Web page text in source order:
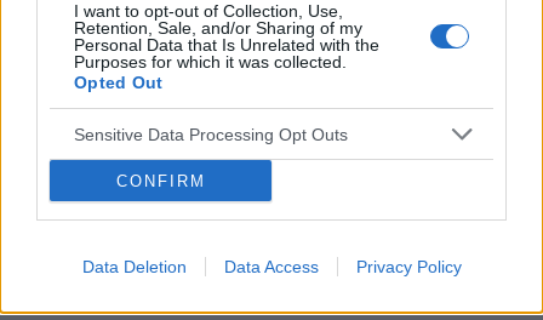
I want to opt-out of Collection, Use,
Retention, Sale, and/or Sharing of my
Personal Data that Is Unrelated with the
Purposes for which it was collected.
Opted Out
Sensitive Data Processing Opt Outs
CONFIRM
Data Deletion Data Access Privacy Policy